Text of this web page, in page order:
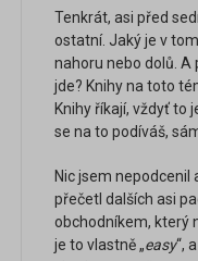
Tenkrát, asi před
ostatní. Jaký je v
nahoru nebo dolů. A
jde? Knihy na toto
Knihy říkají, vždyť to
se na to podíváš,
Nic jsem nepodcenil
přečetl dalších asi
obchodníkem, který
je to vlastně „easy“,